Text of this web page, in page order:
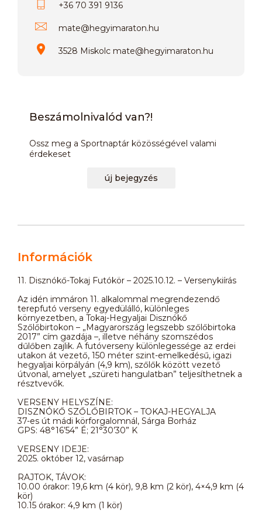
+36 70 391 9136
mate@hegyimaraton.hu
3528 Miskolc mate@hegyimaraton.hu
Beszámolnivalód van?!
Ossz meg a Sportnaptár közösségével valami
érdekeset
új bejegyzés
Információk
11. Disznókő-Tokaj Futókör – 2025.10.12. – Versenykiírás
Az idén immáron 11. alkalommal megrendezendő
terepfutó verseny egyedülálló, különleges
környezetben, a Tokaj-Hegyaljai Disznókő
Szőlőbirtokon – „Magyarország legszebb szőlőbirtoka
2017” cím gazdája –, illetve néhány szomszédos
dűlőben zajlik. A futóverseny különlegessége az erdei
utakon át vezető, 150 méter szint-emelkedésű, igazi
hegyaljai körpályán (4,9 km), szőlők között vezető
útvonal, amelyet „szüreti hangulatban” teljesíthetnek a
résztvevők.
VERSENY HELYSZÍNE:
DISZNÓKŐ SZŐLŐBIRTOK – TOKAJ-HEGYALJA
37-es út mádi körforgalomnál, Sárga Borház
GPS: 48°16’54” É; 21°30’30” K
VERSENY IDEJE:
2025. október 12, vasárnap
RAJTOK, TÁVOK:
10.00 órakor: 19,6 km (4 kör), 9,8 km (2 kör), 4×4,9 km (4
kör)
10.15 órakor: 4,9 km (1 kör)